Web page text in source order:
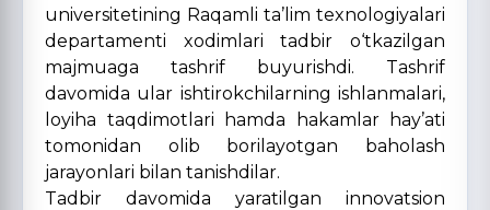
universitetining Raqamli ta’lim texnologiyalari
departamenti xodimlari tadbir o‘tkazilgan
majmuaga tashrif buyurishdi. Tashrif
davomida ular ishtirokchilarning ishlanmalari,
loyiha taqdimotlari hamda hakamlar hay’ati
tomonidan olib borilayotgan baholash
jarayonlari bilan tanishdilar.
Tadbir davomida yaratilgan innovatsion